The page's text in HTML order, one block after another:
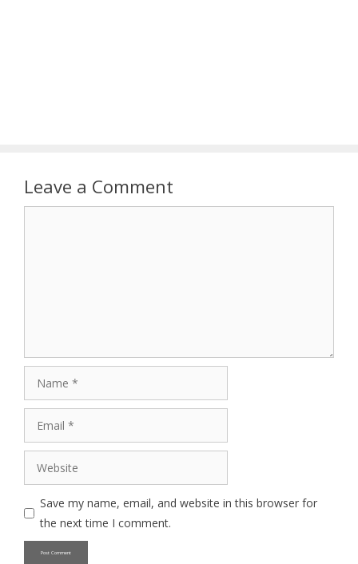
Leave a Comment
Website
Save my name, email, and website in this browser for
the next time I comment.